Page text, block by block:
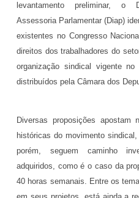
levantamento preliminar, o
Assessoria Parlamentar (Diap)
existentes no Congresso
direitos dos trabalhadores do
organização sindical vigente
distribuídos pela Câmara dos
Diversas proposições apostam
históricas do movimento
porém, seguem caminho
adquiridos, como é o caso da
40 horas semanais. Entre os